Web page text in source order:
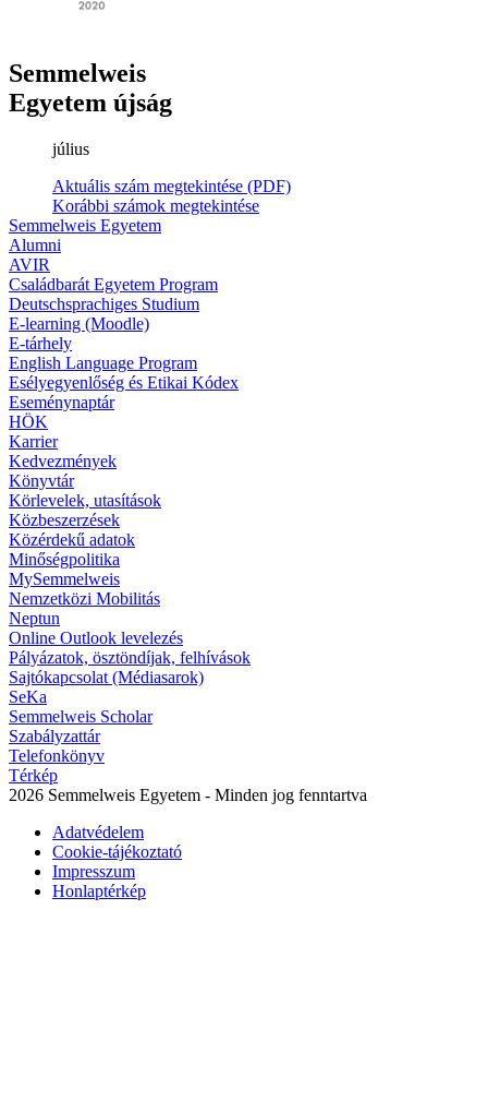
Semmelweis
Egyetem újság
július
Aktuális szám megtekintése (PDF)
Korábbi számok megtekintése
Semmelweis Egyetem
Alumni
AVIR
Családbarát Egyetem Program
Deutschsprachiges Studium
E-learning (Moodle)
E-tárhely
English Language Program
Esélyegyenlőség és Etikai Kódex
Eseménynaptár
HÖK
Karrier
Kedvezmények
Könyvtár
Körlevelek, utasítások
Közbeszerzések
Közérdekű adatok
Minőségpolitika
MySemmelweis
Nemzetközi Mobilitás
Neptun
Online Outlook levelezés
Pályázatok, ösztöndíjak, felhívások
Sajtókapcsolat (Médiasarok)
SeKa
Semmelweis Scholar
Szabályzattár
Telefonkönyv
Térkép
2026 Semmelweis Egyetem - Minden jog fenntartva
Adatvédelem
Cookie-tájékoztató
Impresszum
Honlaptérkép